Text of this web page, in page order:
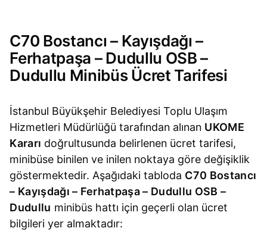
C70 Bostancı – Kayışdağı –
Ferhatpaşa – Dudullu OSB –
Dudullu Minibüs Ücret Tarifesi
İstanbul Büyükşehir Belediyesi Toplu Ulaşım
Hizmetleri Müdürlüğü tarafından alınan UKOME
Kararı doğrultusunda belirlenen ücret tarifesi,
minibüse binilen ve inilen noktaya göre değişiklik
göstermektedir. Aşağıdaki tabloda C70 Bostancı
– Kayışdağı – Ferhatpaşa – Dudullu OSB –
Dudullu minibüs hattı için geçerli olan ücret
bilgileri yer almaktadır: